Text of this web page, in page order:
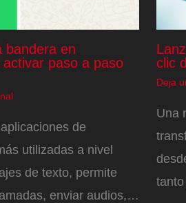
bandera en
paso a paso
de
utilizadas a nivel
de texto, permite
enviar audios,…
clic
Deja
Una